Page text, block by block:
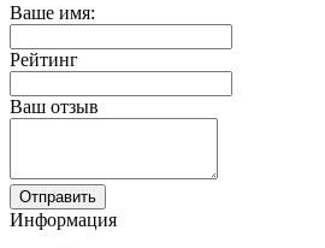
Ваше имя:
Рейтинг
Ваш отзыв
Отправить
Информация